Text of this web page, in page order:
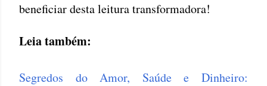
beneficiar desta leitura transformadora!
Leia também:
Segredos do Amor, Saúde e Dinheiro: